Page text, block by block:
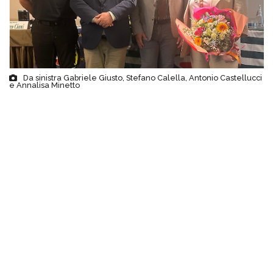
Da sinistra Gabriele Giusto, Stefano Calella, Antonio Castellucci
e Annalisa Minetto